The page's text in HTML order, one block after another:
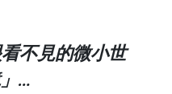
不見的微小世
…